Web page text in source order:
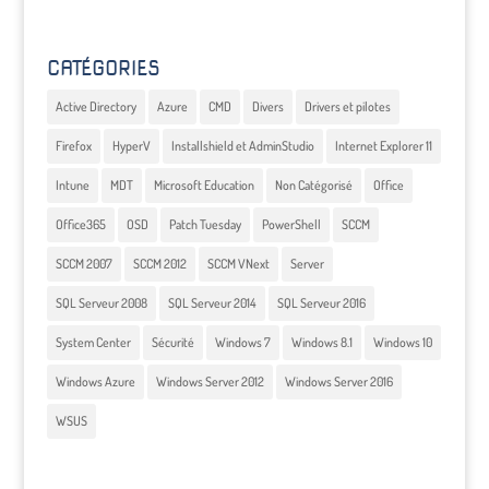
CATÉGORIES
Active Directory Azure CMD Divers Drivers et pilotes
Firefox HyperV Installshield et AdminStudio Internet Explorer 11
Intune MDT Microsoft Education Non Catégorisé Office
Office365 OSD Patch Tuesday PowerShell SCCM
SCCM 2007 SCCM 2012 SCCM VNext Server
SQL Serveur 2008 SQL Serveur 2014 SQL Serveur 2016
System Center Sécurité Windows 7 Windows 8.1 Windows 10
Windows Azure Windows Server 2012 Windows Server 2016
WSUS